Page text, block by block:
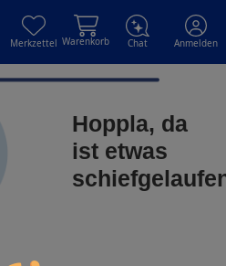
Merkzettel Warenkorb Chat Anmelden
Hoppla, da
ist etwas